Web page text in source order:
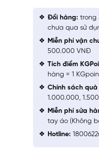
Đổi hàng: trong
chưa qua sử
Miễn phí vận
500.000 VNĐ
Tích điểm
hàng = 1
Chính sách
1.000.000,
Miễn phí sửa
tay áo (Không
Hotline: